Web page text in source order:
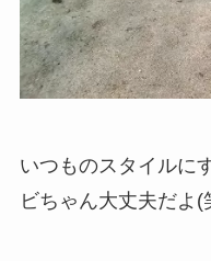
いつものスタイルに
ビちゃん大丈夫だよ(